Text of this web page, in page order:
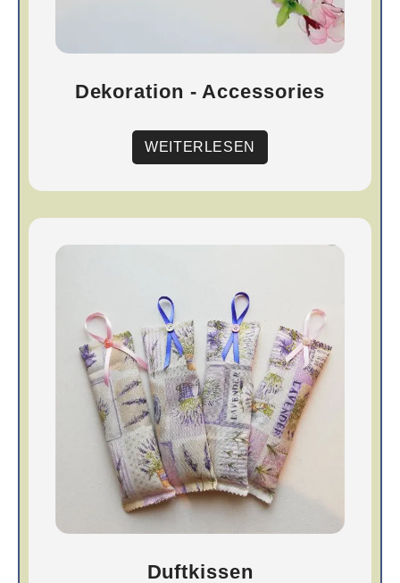
Dekoration - Accessories
WEITERLESEN
Duftkissen